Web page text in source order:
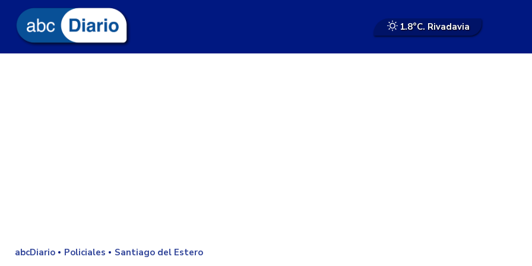
1.8°C. Rivadavia
abcDiario Policiales Santiago del Estero